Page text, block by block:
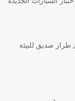
صديق للبيئة